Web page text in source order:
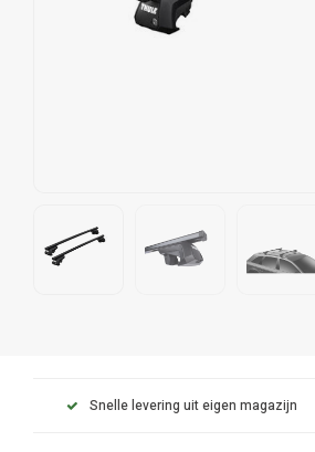
Snelle levering uit eigen magazijn